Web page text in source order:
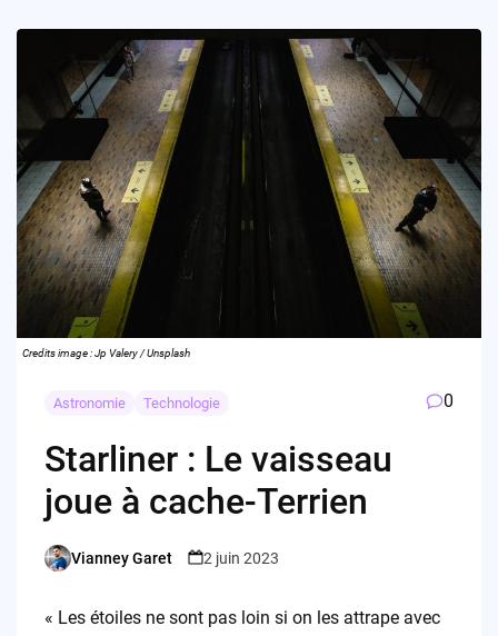
Credits image : Jp Valery / Unsplash
Astronomie Technologie 0
Starliner : Le vaisseau
joue à cache-Terrien
Posted
Vianney Garet 2 juin 2023
« Les étoiles ne sont pas loin si on les attrape avec